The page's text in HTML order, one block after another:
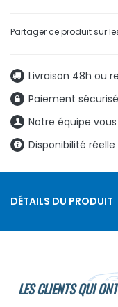
Livraison 48h ou
Paiement
Notre équipe
Disponibilité
DÉTAILS DU PRODUIT
LES CLIENTS QUI